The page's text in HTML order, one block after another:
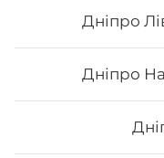
Дніпро
Дніпро
Кінг Рол
Вага: 290 г Склад: